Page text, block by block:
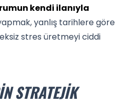
kendi ilanıyla
yanlış tarihlere göre
stres üretmeyi ciddi
STRATEJIK